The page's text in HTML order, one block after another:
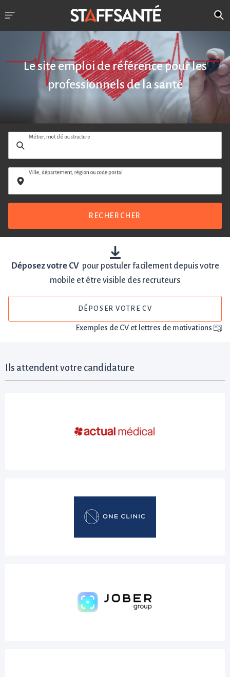
Le site emploi de référence pour les
professionnels de la santé
Métier, mot clé ou structure
Ville, département, région ou code postal
RECHERCHER
Déposez votre CVpour postuler facilement depuis votre
mobile et être visible des recruteurs
DÉPOSER VOTRE CV
Exemples de CV et lettres de motivations
Ils attendent votre candidature